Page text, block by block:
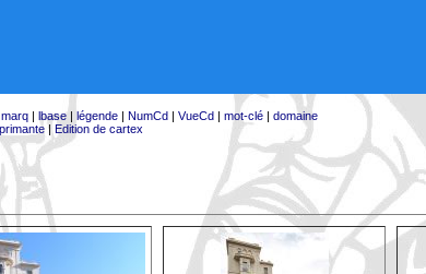
| lbase| légende| NumCd| VueCd| mot-clé| domaine
| Edition de cartex